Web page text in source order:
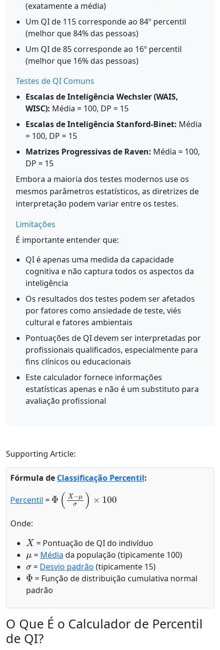
(exatamente a média)
Um QI de 115 corresponde ao 84º percentil
(melhor que 84% das pessoas)
Um QI de 85 corresponde ao 16º percentil
(melhor que 16% das pessoas)
Testes de QI Comuns
Escalas de Inteligência Wechsler (WAIS,
WISC): Média = 100, DP = 15
Escalas de Inteligência Stanford-Binet: Média
= 100, DP = 15
Matrizes Progressivas de Raven: Média = 100,
DP = 15
Embora a maioria dos testes modernos use os
mesmos parâmetros estatísticos, as diretrizes de
interpretação podem variar entre os testes.
Limitações
É importante entender que:
QI é apenas uma medida da capacidade
cognitiva e não captura todos os aspectos da
inteligência
Os resultados dos testes podem ser afetados
por fatores como ansiedade de teste, viés
cultural e fatores ambientais
Pontuações de QI devem ser interpretadas por
profissionais qualificados, especialmente para
fins clínicos ou educacionais
Este calculador fornece informações
estatísticas apenas e não é um substituto para
avaliação profissional
Supporting Article:
Fórmula de Classificação Percentil:
Percentil =
Φ (X − μσ)
Onde:
X
= Pontuação de QI do indivíduo
μ
= Média da população (tipicamente 100)
σ
= Desvio padrão (tipicamente 15)
Φ
= Função de distribuição cumulativa normal
padrão
O Que É o Calculador de Percentil
de QI?